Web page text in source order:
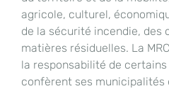
agricole, culturel,
de la sécurité incendie, des
matières résiduelles. La
la responsabilité de
confèrent ses municipalités